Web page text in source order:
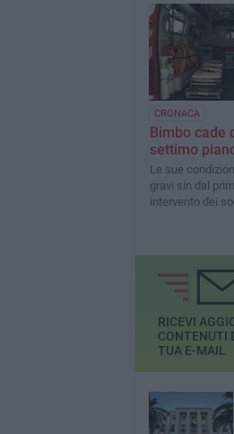
CRONACA
Bimbo cade
settimo
Le sue
gravi sin dal
intervento dei
RICEVI
CONTENUTI
TUA E-MAIL